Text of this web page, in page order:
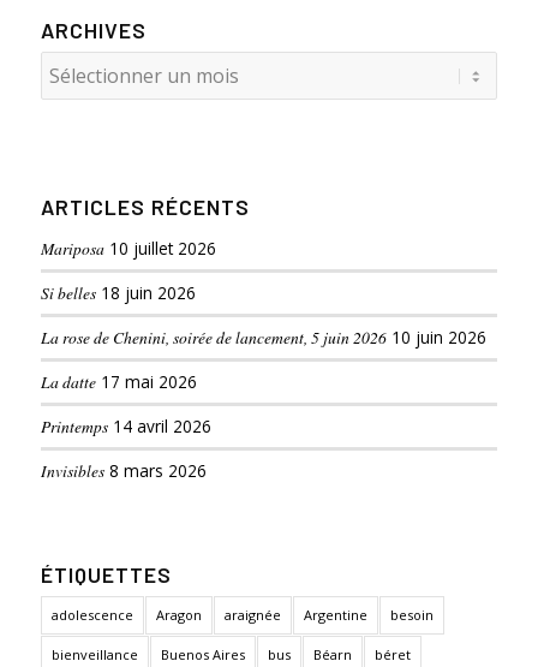
ARCHIVES
ARTICLES RÉCENTS
Mariposa 10 juillet 2026
Si belles 18 juin 2026
La rose de Chenini, soirée de lancement, 5 juin 2026 10 juin 2026
La datte 17 mai 2026
Printemps 14 avril 2026
Invisibles 8 mars 2026
ÉTIQUETTES
adolescence Aragon araignée Argentine besoin
bienveillance Buenos Aires bus Béarn béret